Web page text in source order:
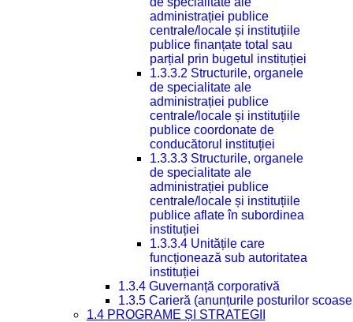
administrației publice
centrale/locale și instituțiile
publice finanțate total sau
parțial prin bugetul instituției
1.3.3.2 Structurile, organele
de specialitate ale
administrației publice
centrale/locale și instituțiile
publice coordonate de
conducătorul instituției
1.3.3.3 Structurile, organele
de specialitate ale
administrației publice
centrale/locale și instituțiile
publice aflate în subordinea
instituției
1.3.3.4 Unitățile care
funcționează sub autoritatea
instituției
1.3.4 Guvernanță corporativă
1.3.5 Carieră (anunțurile posturilor
1.4 PROGRAME ȘI STRATEGII